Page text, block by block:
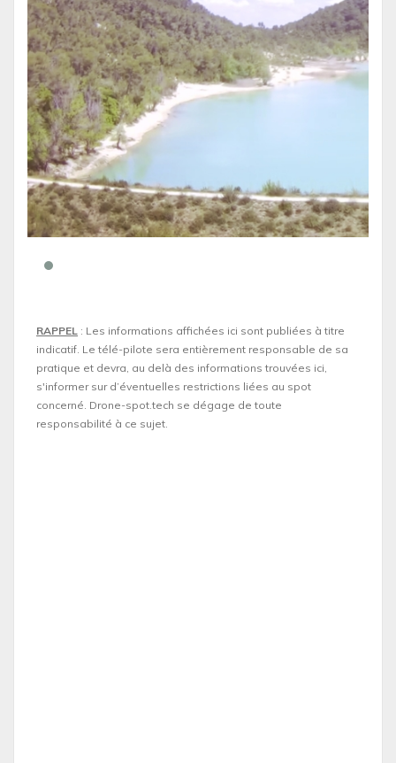
RAPPEL : Les informations affichées ici sont publiées à titre
indicatif. Le télé-pilote sera entièrement responsable de sa
pratique et devra, au delà des informations trouvées ici,
s'informer sur d’éventuelles restrictions liées au spot
concerné. Drone-spot.tech se dégage de toute
responsabilité à ce sujet.